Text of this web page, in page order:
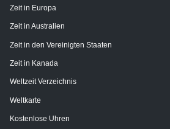
Zeit in Europa
Zeit in Australien
Zeit in den Vereinigten Staaten
Zeit in Kanada
Weltzeit Verzeichnis
Weltkarte
Kostenlose Uhren